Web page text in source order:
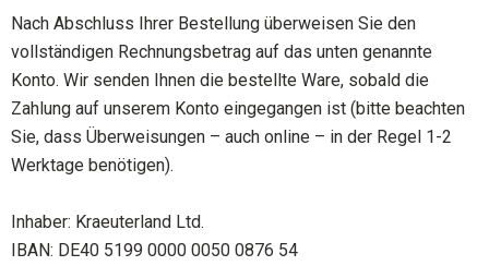
Nach Abschluss Ihrer Bestellung überweisen Sie den
vollständigen Rechnungsbetrag auf das unten genannte
Konto. Wir senden Ihnen die bestellte Ware, sobald die
Zahlung auf unserem Konto eingegangen ist (bitte beachten
Sie, dass Überweisungen – auch online – in der Regel 1-2
Werktage benötigen).
Inhaber: Kraeuterland Ltd.
IBAN: DE40 5199 0000 0050 0876 54